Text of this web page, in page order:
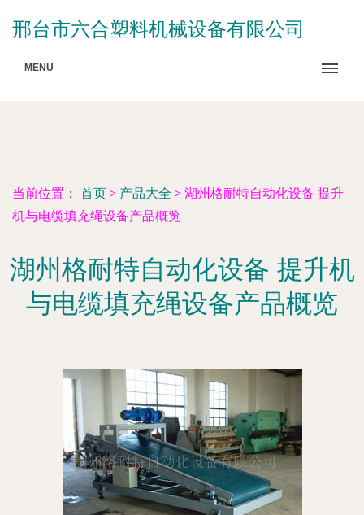
邢台市六合塑料机械设备有限公司
MENU
当前位置： 首页 > 产品大全 > 湖州格耐特自动化设备 提升
机与电缆填充绳设备产品概览
湖州格耐特自动化设备 提升机
与电缆填充绳设备产品概览